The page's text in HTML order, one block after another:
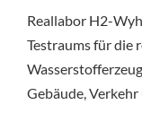
Reallabor H2-
Testraums für die
Gebäude,